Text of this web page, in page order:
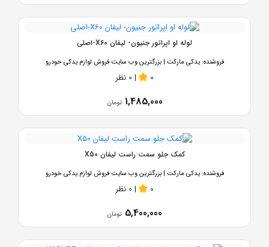
لوله او اپراتور جنیون- لیفان X60-اصلی
فروشنده: یدکی مارکت | بزرگترین وب سایت فروش لوازم یدکی خودرو
0
| 0 نظر
1,485,000 تومان
کمک جلو سمت راست لیفان X50
فروشنده: یدکی مارکت | بزرگترین وب سایت فروش لوازم یدکی خودرو
0
| 0 نظر
5,400,000 تومان